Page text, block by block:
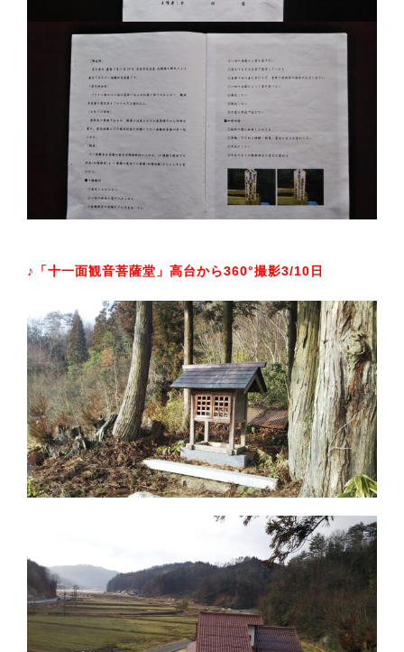
♪「十一面観音菩薩堂」高台から360°撮影3/10日